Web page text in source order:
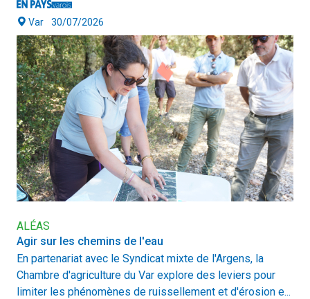
Var 30/07/2026
ALÉAS
Agir sur les chemins de l'eau
En partenariat avec le Syndicat mixte de l'Argens, la
Chambre d'agriculture du Var explore des leviers pour
limiter les phénomènes de ruissellement et d'érosion e...